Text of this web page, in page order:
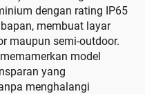
dengan rating IP65
membuat layar
maupun semi-outdoor.
model
yang
menghalangi